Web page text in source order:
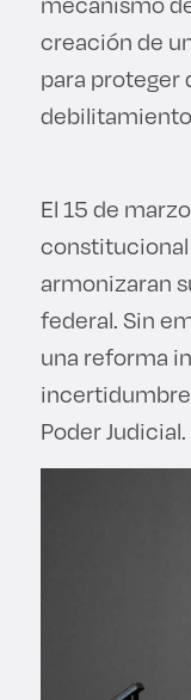
creación de
para proteger
El 15 de
constitucional
armonizaran
federal. Sin
una reforma
Poder Judicial.